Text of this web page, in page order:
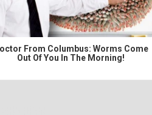
From Columbus: Worms Come
Out Of You In The Morning!